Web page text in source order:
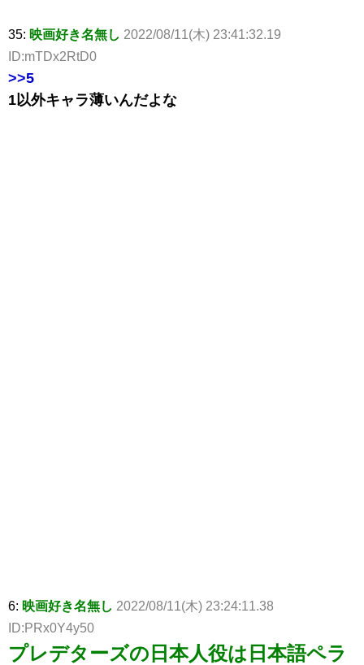
35: 映画好き名無し 2022/08/11(木) 23:41:32.19
ID:mTDx2RtD0
>>5
1以外キャラ薄いんだよな
6: 映画好き名無し 2022/08/11(木) 23:24:11.38
ID:PRx0Y4y50
プレデターズの日本人役は日本語ペラ